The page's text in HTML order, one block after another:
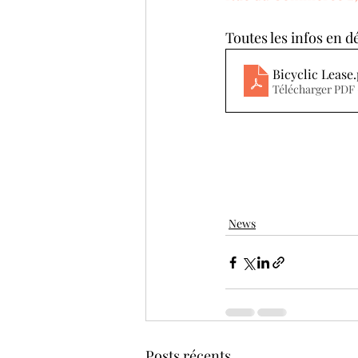
Toutes les infos en
Bicyclic Lease
Télécharger PDF
News